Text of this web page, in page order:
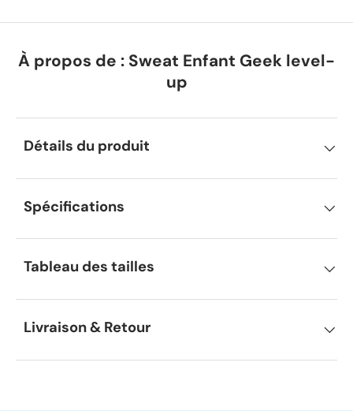
À propos de : Sweat Enfant Geek level-
up
Détails du produit
Spécifications
Tableau des tailles
Livraison & Retour